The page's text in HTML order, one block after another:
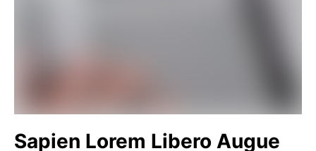
Sapien Lorem Libero Augue